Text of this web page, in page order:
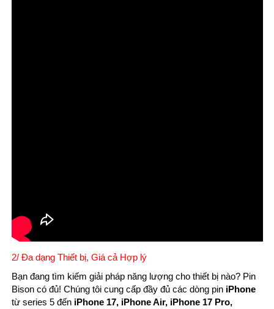
2/ Đa dạng Thiết bị, Giá cả Hợp lý
Bạn đang tìm kiếm giải pháp năng lượng cho thiết bị nào? Pin
Bison có đủ! Chúng tôi cung cấp đầy đủ các dòng pin iPhone
từ series 5 đến iPhone 17, iPhone Air, iPhone 17 Pro,